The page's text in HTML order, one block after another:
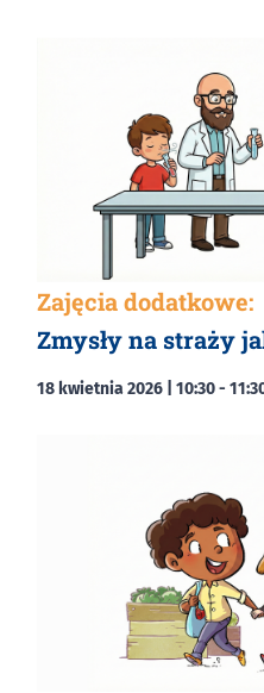
Zajęcia dodatkowe:
Zmysły na straży
18 kwietnia 2026 | 10:30-